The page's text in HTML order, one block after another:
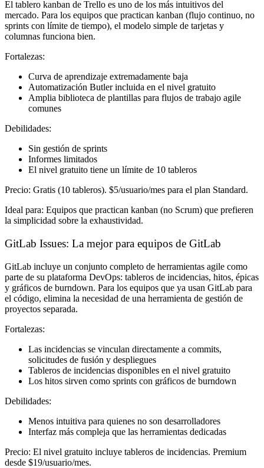
El tablero kanban de Trello es uno de los más intuitivos del
mercado. Para los equipos que practican kanban (flujo continuo, no
sprints con límite de tiempo), el modelo simple de tarjetas y
columnas funciona bien.
Fortalezas:
Curva de aprendizaje extremadamente baja
Automatización Butler incluida en el nivel gratuito
Amplia biblioteca de plantillas para flujos de trabajo agile
comunes
Debilidades:
Sin gestión de sprints
Informes limitados
El nivel gratuito tiene un límite de 10 tableros
Precio: Gratis (10 tableros). $5/usuario/mes para el plan Standard.
Ideal para: Equipos que practican kanban (no Scrum) que prefieren
la simplicidad sobre la exhaustividad.
GitLab Issues: La mejor para equipos de GitLab
GitLab incluye un conjunto completo de herramientas agile como
parte de su plataforma DevOps: tableros de incidencias, hitos, épicas
y gráficos de burndown. Para los equipos que ya usan GitLab para
el código, elimina la necesidad de una herramienta de gestión de
proyectos separada.
Fortalezas:
Las incidencias se vinculan directamente a commits,
solicitudes de fusión y despliegues
Tableros de incidencias disponibles en el nivel gratuito
Los hitos sirven como sprints con gráficos de burndown
Debilidades:
Menos intuitiva para quienes no son desarrolladores
Interfaz más compleja que las herramientas dedicadas
Precio: El nivel gratuito incluye tableros de incidencias. Premium
desde $19/usuario/mes.